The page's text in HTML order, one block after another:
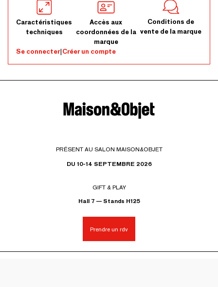
Caractéristiques
techniques
Accès aux
coordonnées de la
marque
Conditions de
vente de la marque
Se connecter|Créer un compte
PRÉSENT AU SALON MAISON&OBJET
DU 10-14 SEPTEMBRE 2026
GIFT & PLAY
Hall 7 — Stands H125
Prendre un rdv